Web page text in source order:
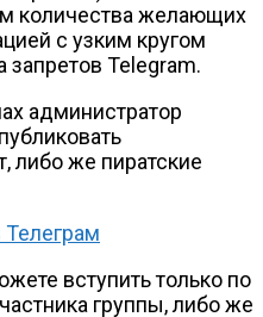
количества желающих
с узким кругом
Telegram.
администратор
либо же пиратские
вступить только по
группы, либо же